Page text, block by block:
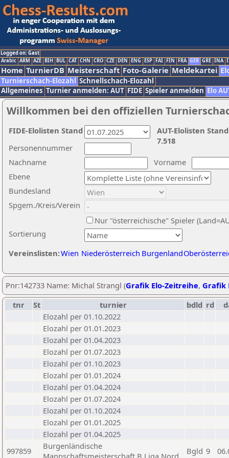
Logged on: Gast
Arabic ARM AZE BIH BUL CAT CHN CRO CZE DEN ENG ESP FAI FIN FRA GER GRE INA
Home TurnierDB Meisterschaft Foto-Galerie Meldekartei
Turnierschach-Elozahl Schnellschach-Elozahl
Allgemeines Turnier anmelden: AUT FIDE Spieler anmelden Elo
Willkommen bei den offiziellen
Nachname
Vorname
Ebene
Sortierung
Personennummer
Bundesland
Spgem./Kreis/Verein
Nur "österreichische" Spieler
Vereinslisten:Wien Niederösterreich Burgenland
AUT-Elolisten
7.518
FIDE-Elolisten Stand
Pnr:142733 Name: Michal Strangl (Grafik Elo-Zeitreihe, Grafik
tnr
St turnier bdld rd
Elozahl per 01.10.2022
Elozahl per 01.01.2023
Elozahl per 01.04.2023
Elozahl per 01.07.2023
Elozahl per 01.10.2023
Elozahl per 01.01.2024
Elozahl per 01.04.2024
Elozahl per 01.07.2024
Elozahl per 01.10.2024
Elozahl per 01.01.2025
Elozahl per 01.04.2025
997859
Burgenländische
Mannschaftsmeisterschaft B Liga Nord
Bgld 9